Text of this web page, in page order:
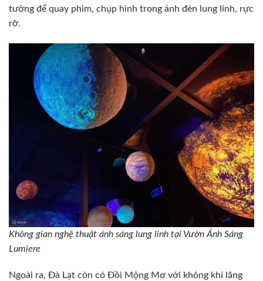
tưởng để quay phim, chụp hình trong ánh đèn lung linh, rực
rỡ.
Không gian nghệ thuật ánh sáng lung linh tại Vườn Ánh Sáng
Lumiere
Ngoài ra, Đà Lạt còn có Đồi Mộng Mơ với không khí lãng